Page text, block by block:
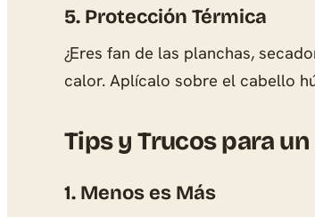
5. Protección Térmica
¿Eres fan de las planchas,
calor. Aplícalo sobre el cabello
Tips y Trucos para
1. Menos es Más